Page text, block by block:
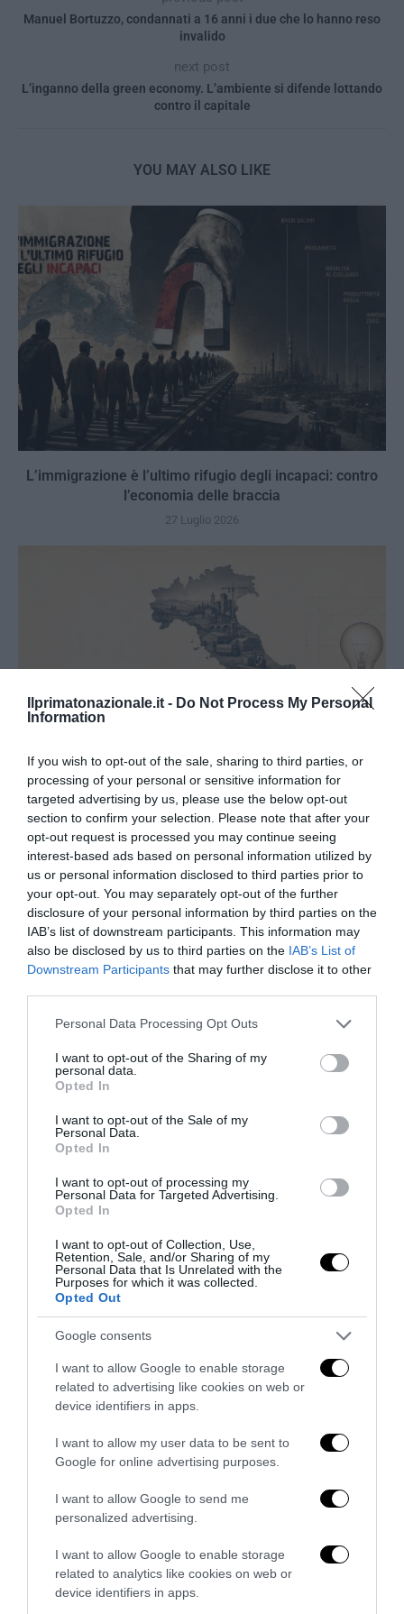
Ilprimatonazionale.it - Do Not Process My Personal
Information
If you wish to opt-out of the sale, sharing to third parties, or
processing of your personal or sensitive information for
targeted advertising by us, please use the below opt-out
section to confirm your selection. Please note that after your
opt-out request is processed you may continue seeing
interest-based ads based on personal information utilized by
us or personal information disclosed to third parties prior to
your opt-out. You may separately opt-out of the further
disclosure of your personal information by third parties on the
IAB’s list of downstream participants. This information may
also be disclosed by us to third parties on the IAB’s List of
Downstream Participants that may further disclose it to other
Please note that this website/app uses one or more Google
not limited to your visit or usage behaviour. You may click to
grant or deny consent to Google and its third-party tags to
use your data for below specified purposes in below Google
consent section.
Personal Data Processing Opt Outs
I want to opt-out of the Sharing of my
personal data.
Opted In
I want to opt-out of the Sale of my
Personal Data.
Opted In
I want to opt-out of processing my
Personal Data for Targeted Advertising.
Opted In
I want to opt-out of Collection, Use,
Retention, Sale, and/or Sharing of my
Personal Data that Is Unrelated with the
Purposes for which it was collected.
Opted Out
Google consents
I want to allow Google to enable storage
related to advertising like cookies on web or
device identifiers in apps.
I want to allow my user data to be sent to
Google for online advertising purposes.
I want to allow Google to send me
personalized advertising.
I want to allow Google to enable storage
related to analytics like cookies on web or
device identifiers in apps.
Manuel Bortuzzo, condannati a 16 anni i due che lo hanno reso
invalido
next post
L’inganno della green economy. L’ambiente si difende lottando
contro il capitale
YOU MAY ALSO LIKE
L’immigrazione è l’ultimo rifugio degli incapaci: contro
l’economia delle braccia
27 Luglio 2026
Il grande inganno dell’immigrazione: l’Italia ha bisogno
di più idee, non di più braccia
27 Luglio 2026
Piacenza, niente lavoro per chi commemora Acca
Larenzia: la ritorsione ideologica della Prefettura
27 Luglio 2026
Berlino, l’islamismo colpisce il Pride: il perpetuo
fallimento dell’integrazione